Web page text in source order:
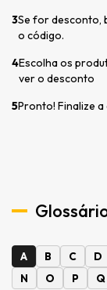
3Se for desconto,
o código.
4Escolha os
ver o desconto
5Pronto! Finalize
A B C D
N
O P Q